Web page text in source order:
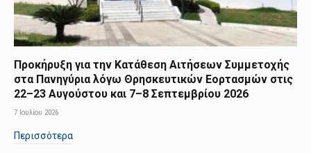
Προκήρυξη για την Κατάθεση Αιτήσεων Συμμετοχής
στα Πανηγύρια λόγω Θρησκευτικών Εορτασμών στις
22–23 Αυγούστου και 7–8 Σεπτεμβρίου 2026
7 Ιουλίου 2026
Περισσότερα